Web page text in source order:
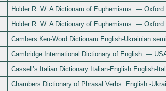
Holder R. W. A Dictionaru of Euphemisms. —
Holder R. W. A Dictionary of Euphemisms. —
Cambers Кeu-Word Dictionaru English-Ukrainian
Cambridge International Dictionary of English. —
Cassell’s Italian Dictionary Italian-English English-
Chambers Dictionary of Phrasal Verbs :English -